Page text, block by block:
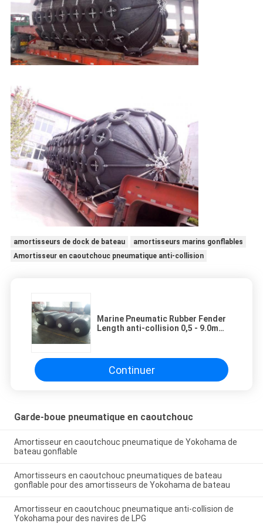
amortisseurs de dock de bateau
amortisseurs marins gonflables
Amortisseur en caoutchouc pneumatique anti-collision
Marine Pneumatic Rubber Fender
Length anti-collision 0,5 - 9.0m
Continuer
Garde-boue pneumatique en caoutchouc
Amortisseur en caoutchouc pneumatique de Yokohama de
bateau gonflable
Amortisseurs en caoutchouc pneumatiques de bateau
gonflable pour des amortisseurs de Yokohama de bateau
Amortisseur en caoutchouc pneumatique anti-collision de
Yokohama pour des navires de LPG